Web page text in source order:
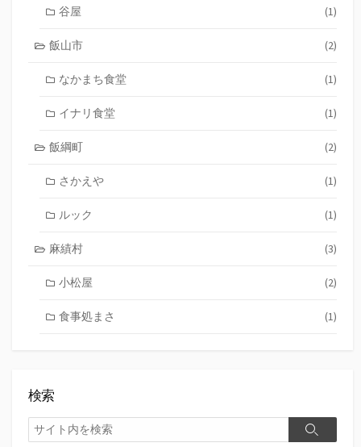
谷屋 (1)
飯山市 (2)
なかまち食堂 (1)
イナリ食堂 (1)
飯綱町 (2)
さかえや (1)
ルック (1)
麻績村 (3)
小松屋 (2)
食事処まさ (1)
検索
検
索
検